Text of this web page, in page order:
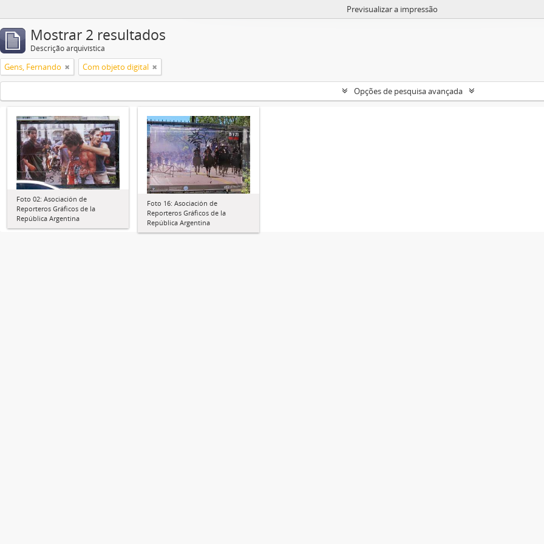
Previsualizar a impressão
Mostrar 2 resultados
Descrição arquivística
Gens, Fernando Com objeto digital
Opções de pesquisa avançada
Foto 02: Asociación de
Reporteros Gráficos de la
República Argentina
Foto 16: Asociación de
Reporteros Gráficos de la
República Argentina